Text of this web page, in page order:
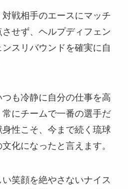
戦相手のエースにマッチ
せず、ヘルプディフェン
スリバウンドを確実に自
も冷静に自分の仕事を高
にチームで一番の選手だ
性こそ、今まで続く琉球
化になったと言えます。
笑顔を絶やさないナイス